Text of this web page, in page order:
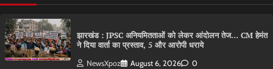
झारखंड : JPSC अनियमितताओं को लेकर आंदोलन तेज… CM हेमंत
ने दिया वार्ता का प्रस्ताव, 5 और आरोपी धराये
NewsXpoz August 6, 2026 0